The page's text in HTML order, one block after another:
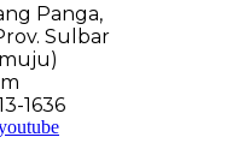
Panga,
Sulbar
1636